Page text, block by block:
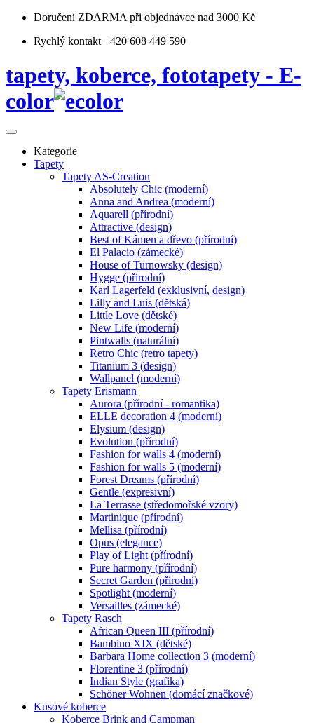
Doručení ZDARMA při objednávce nad 3000 Kč
Rychlý kontakt +420 608 449 590
tapety, koberce, fototapety - E-
color
Kategorie
Tapety
Tapety AS-Creation
Absolutely Chic (moderní)
Anna and Andrea (moderní)
Aquarell (přírodní)
Attractive (design)
Best of Kámen a dřevo (přírodní)
El Palacio (zámecké)
House of Turnowsky (design)
Hygge (přírodní)
Karl Lagerfeld (exklusivní, design)
Lilly and Luis (dětská)
Little Love (dětské)
New Life (moderní)
Pintwalls (naturální)
Retro Chic (retro tapety)
Titanium 3 (design)
Wallpanel (moderní)
Tapety Erismann
Aurora (přírodní - romantika)
ELLE decoration 4 (moderní)
Elysium (design)
Evolution (přírodní)
Fashion for walls 4 (moderní)
Fashion for walls 5 (moderní)
Forest Dreams (přírodní)
Gentle (expresivní)
La Terrasse (středomořské vzory)
Martinique (přírodní)
Mellisa (přírodní)
Opus (elegance)
Play of Light (přírodní)
Pure harmony (přírodní)
Secret Garden (přírodní)
Spotlight (moderní)
Versailles (zámecké)
Tapety Rasch
African Queen III (přírodní)
Bambino XIX (dětské)
Barbara Home collection 3 (moderní)
Florentine 3 (přírodní)
Indian Style (grafika)
Schöner Wohnen (domácí značkové)
Kusové koberce
Koberce Brink and Campman